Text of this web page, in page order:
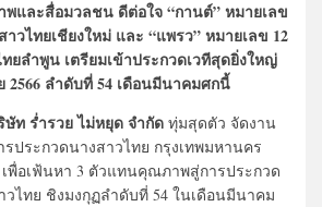
และสื่อมวลชน ดีต่อใจ “กานต์” หมายเลข
วไทยเชียงใหม่ และ “แพรว” หมายเลข 12
ยลำพูน เตรียมเข้าประกวดเวทีสุดยิ่งใหญ่
2566 ลำดับที่ 54 เดือนมีนาคมศกนี้
ษัท ร่ำรวย ไม่หยุด จำกัด ทุ่มสุดตัว จัดงาน
ประกวดนางสาวไทย กรุงเทพมหานคร
พื่อเฟ้นหา 3 ตัวแทนคุณภาพสู่การประกวด
วไทย ชิงมงกุฏลำดับที่ 54 ในเดือนมีนาคม